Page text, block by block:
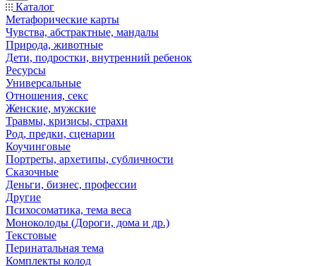
Каталог
Mетафорические карты
Чувства, абстрактные, мандалы
Природа, животные
Дети, подростки, внутренний ребенок
Ресурсы
Универсальные
Отношения, секс
Женские, мужские
Травмы, кризисы, страхи
Род, предки, сценарии
Коучинговые
Портреты, архетипы, субличности
Сказочные
Деньги, бизнес, профессии
Другие
Психосоматика, тема веса
Моноколоды (Дороги, дома и др.)
Текстовые
Перинатальная тема
Комплекты колод